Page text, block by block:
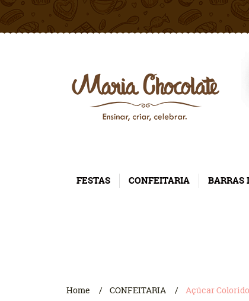
FESTAS CONFEITARIA BARRAS
Home CONFEITARIA Açúcar